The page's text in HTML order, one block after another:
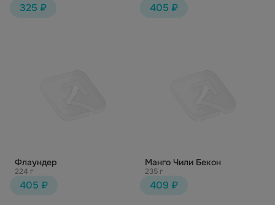
325 ₽ 405 ₽
Флаундер
224 г
405 ₽
Манго Чили Бекон
235 г
409 ₽